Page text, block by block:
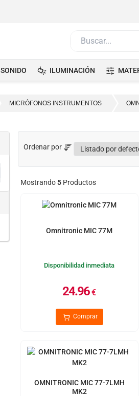
SONIDO ILUMINACIÓN
MICRÓFONOS INSTRUMENTOS
Ordenar por
Mostrando5Productos
Omnitronic MIC 77M
Disponibilidad inmediata
24.96€
Comprar
OMNITRONIC MIC 77-7LMH
MK2